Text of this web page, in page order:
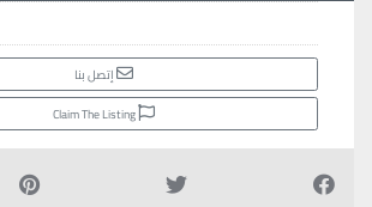
إتصل بنا
Claim The Listing